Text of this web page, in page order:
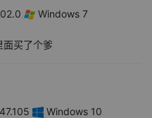
Windows 7
面买了个爹
Windows 10